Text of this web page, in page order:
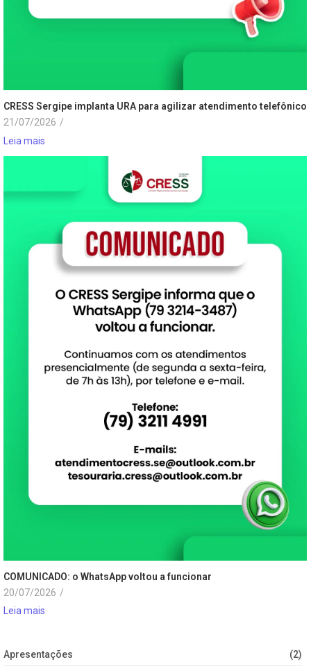
CRESS Sergipe implanta URA para agilizar atendimento telefônico
21/07/2026 /
Leia mais
COMUNICADO: o WhatsApp voltou a funcionar
20/07/2026 /
Leia mais
Apresentações (2)